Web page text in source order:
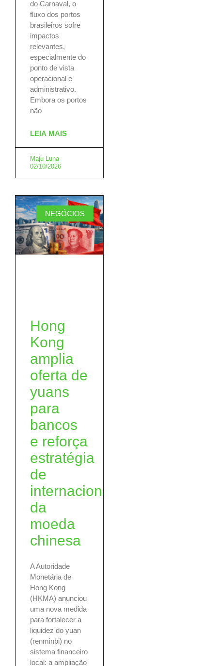
do Carnaval, o
fluxo dos portos
brasileiros sofre
impactos
relevantes,
especialmente do
ponto de vista
operacional e
administrativo.
Embora os portos
não
LEIA MAIS
Maju Luna
02/10/2026
NEGÓCIOS
Hong
Kong
amplia
oferta de
yuans
para
bancos
e reforça
estratégia
de
internacionalização
da
moeda
chinesa
A Autoridade
Monetária de
Hong Kong
(HKMA) anunciou
uma nova medida
para fortalecer a
liquidez do yuan
(renminbi) no
sistema financeiro
local: a ampliação